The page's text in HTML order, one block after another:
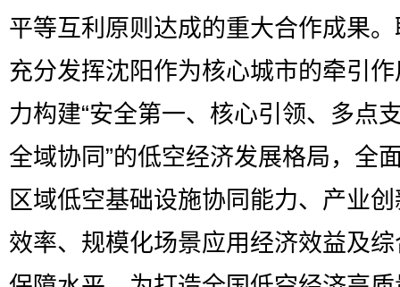
平等互利原则达成的重大合作成果
充分发挥沈阳作为核心城市的牵引
力构建“安全第一、核心引领、多点
全域协同”的低空经济发展格局，全
区域低空基础设施协同能力、产业
效率、规模化场景应用经济效益及